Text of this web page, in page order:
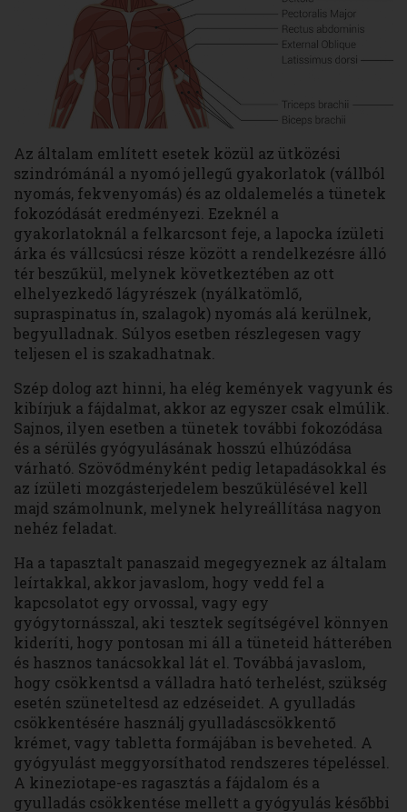
Az általam említett esetek közül az ütközési
szindrómánál a nyomó jellegű gyakorlatok (vállból
nyomás, fekvenyomás) és az oldalemelés a tünetek
fokozódását eredményezi. Ezeknél a
gyakorlatoknál a felkarcsont feje, a lapocka ízületi
árka és vállcsúcsi része között a rendelkezésre álló
tér beszűkül, melynek következtében az ott
elhelyezkedő lágyrészek (nyálkatömlő,
supraspinatus ín, szalagok) nyomás alá kerülnek,
begyulladnak. Súlyos esetben részlegesen vagy
teljesen el is szakadhatnak.
Szép dolog azt hinni, ha elég kemények vagyunk és
kibírjuk a fájdalmat, akkor az egyszer csak elmúlik.
Sajnos, ilyen esetben a tünetek további fokozódása
és a sérülés gyógyulásának hosszú elhúzódása
várható. Szövődményként pedig letapadásokkal és
az ízületi mozgásterjedelem beszűkülésével kell
majd számolnunk, melynek helyreállítása nagyon
nehéz feladat.
Ha a tapasztalt panaszaid megegyeznek az általam
leírtakkal, akkor javaslom, hogy vedd fel a
kapcsolatot egy orvossal, vagy egy
gyógytornásszal, aki tesztek segítségével könnyen
kideríti, hogy pontosan mi áll a tüneteid hátterében
és hasznos tanácsokkal lát el. Továbbá javaslom,
hogy csökkentsd a válladra ható terhelést, szükség
esetén szüneteltesd az edzéseidet. A gyulladás
csökkentésére használj gyulladáscsökkentő
krémet, vagy tabletta formájában is beveheted. A
gyógyulást meggyorsíthatod rendszeres tépeléssel.
A kineziotape-es ragasztás a fájdalom és a
gyulladás csökkentése mellett a gyógyulás későbbi